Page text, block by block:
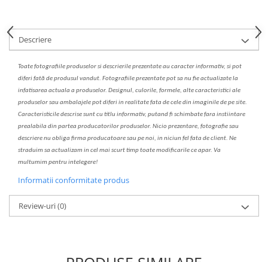
Descriere
Toate fotografiile produselorsidescrierileprezentate au caracter informativ, si pot
diferi fată de produsul vandut. Fotografiile prezentate pot sa nu fie actualizate la
infatisarea actuala a produselor. Designul, culorile, formele, alte caracteristici ale
produselor sau ambalajele pot diferi in realitate fata de cele din imaginile de pe site.
Caracteristicile descrise sunt cu titlu informativ, putand fi schimbate fara instiintare
prealabila din partea producatorilor produselor. Nicio prezentare, fotografie sau
descriere nu obliga firma producatoare sau pe noi, in niciun fel fata de client. Ne
straduim sa actualizam in cel mai scurt timp toate modificarile ce apar. Va
multumim pentru intelegere!
Informatii conformitate produs
Review-uri(0)